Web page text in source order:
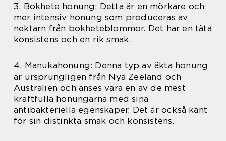
3. Bokhete honung: Detta är en mörkare och
mer intensiv honung som produceras av
nektarn från bokheteblommor. Det har en täta
konsistens och en rik smak.
4. Manukahonung: Denna typ av äkta honung
är ursprungligen från Nya Zeeland och
Australien och anses vara en av de mest
kraftfulla honungarna med sina
antibakteriella egenskaper. Det är också känt
för sin distinkta smak och konsistens.